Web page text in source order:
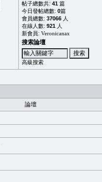
帖子總數共: 41 篇
今日發帖總數: 0篇
會員總數: 37066 人
在線人數: 921 人
新會員: Veronicanax
搜索論壇
高級搜索
論壇